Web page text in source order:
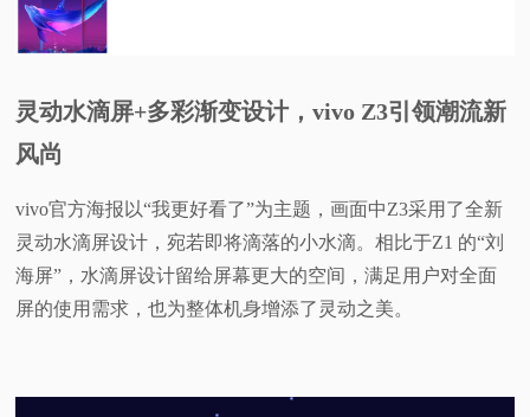
科
专
题
灵动水滴屏+多彩渐变设计，vivo Z3引领潮流新
风尚
vivo官方海报以“我更好看了”为主题，画面中Z3采用了全新
灵动水滴屏设计，宛若即将滴落的小水滴。相比于Z1 的“刘
海屏”，水滴屏设计留给屏幕更大的空间，满足用户对全面
屏的使用需求，也为整体机身增添了灵动之美。